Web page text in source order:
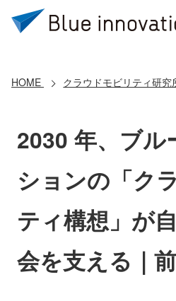
導入事
コアテクノ
クラウドモビリ
HOME クラウドモビリティ研究
2030 年、ブル
ションの「ク
ティ構想」が
会を支える｜